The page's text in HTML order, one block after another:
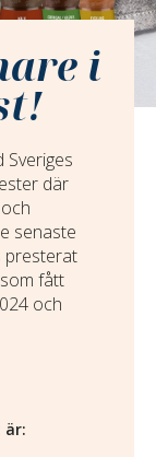
i
Sveriges
där
senaste
presterat
fått
och
är: